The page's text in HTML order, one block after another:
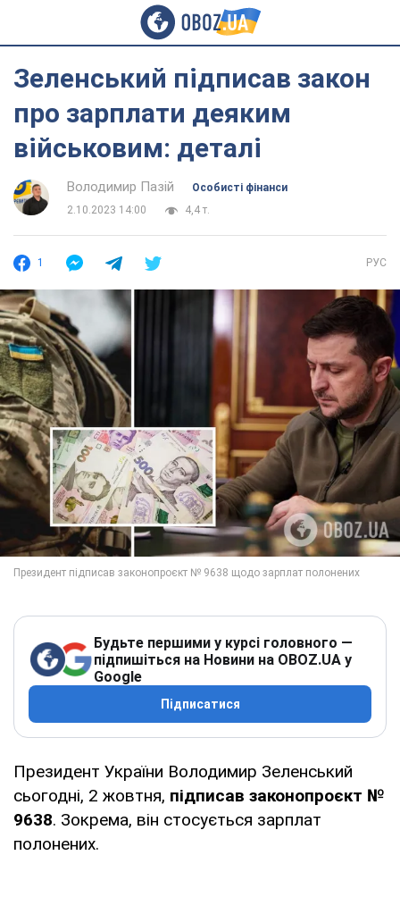
Зеленський підписав закон
про зарплати деяким
військовим: деталі
Володимир Пазій
Особисті фінанси
2.10.2023 14:00
4,4 т.
1 РУС
Будьте першими у курсі головного —
підпишіться на Новини на OBOZ.UA у
Google
Підписатися
Президент України Володимир Зеленський
сьогодні, 2 жовтня, підписав законопроєкт №
9638. Зокрема, він стосується зарплат
полонених.